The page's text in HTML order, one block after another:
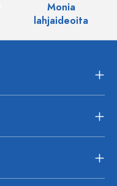
Monia
lahjaideoita